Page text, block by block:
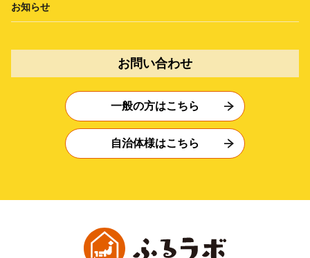
お知らせ
お問い合わせ
一般の方はこちら
自治体様はこちら